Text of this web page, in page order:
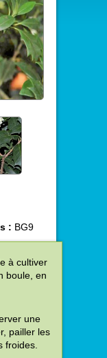
: BG9
à cultiver
boule, en
une
pailler les
froides.